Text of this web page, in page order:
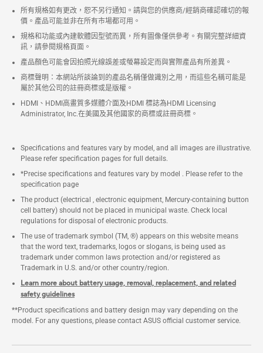
所有規格如有更改，恕不另行通知。請與您的供應商/經銷商確認確切的報
價。產品可能並非在所有市場都可用。
規格和功能或內建軟體因型號而異，所有圖像僅供參考。有關完整詳細資
訊，請參閱規格頁面。
產品顏色可能會因拍照光線誤差或螢幕設定而與實際產品有所差異。
商標聲明：本網站所談論到的產品名稱僅做識別之用，而這些名稱可能是
屬於其他公司的註冊商標或是版權。
HDMI、HDMI高畫質多媒體介面及HDMI 標誌為HDMI Licensing
Administrator, Inc.在美國及其他國家的商標或註冊商標。
Specifications and features vary by model, and all images are illustrative.
Please refer specification pages for full details.
*Precise specifications and features vary by model . Please refer to the
specification page
The product (electrical , electronic equipment, Mercury-containing button
cell battery) should not be placed in municipal waste. Check local
regulations for disposal of electronic products.
The use of trademark symbol (TM, ®) appears on this website means
that the word text, trademarks, logos or slogans, is being used as
trademark under common laws protection and/or registered as
Trademark in U.S. and/or other country/region.
Learn more about battery usage, removal, replacement, and related
safety guidelines
**Product specifications and battery design may vary depending on the
model. For any questions, please contact ASUS official customer service.